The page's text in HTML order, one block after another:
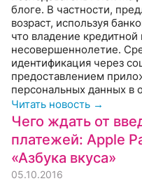
блоге. В частности,
возраст, используя
что владение
несовершеннолетие.
идентификация через
предоставлением
персональных данных в
Читать новость →
Чего ждать от
платежей: Apple
«Азбука вкуса»
05.10.2016